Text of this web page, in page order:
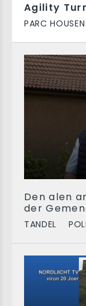
Agility
PARC HOUSEN
Den alen
der
TANDEL